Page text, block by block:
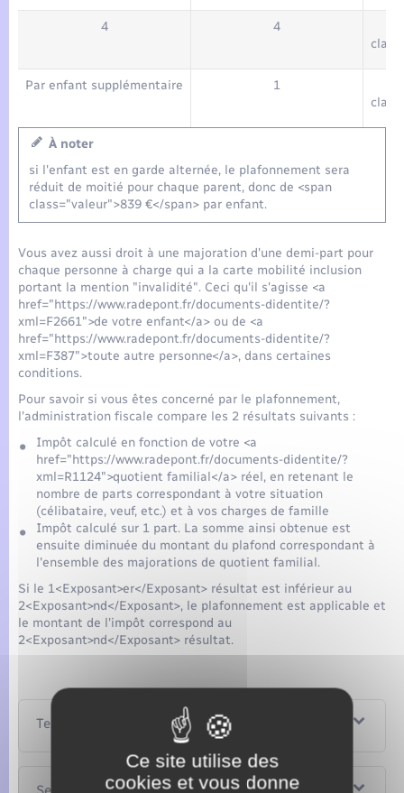
4
4
Par enfant supplémentaire
1
À noter
si l'enfant est en garde alternée, le plafonnement sera
réduit de moitié pour chaque parent, donc de <span
class="valeur">839 €</span> par enfant.
Vous avez aussi droit à une majoration d'une demi-part pour
chaque personne à charge qui a la carte mobilité inclusion
portant la mention "invalidité". Ceci qu'il s'agisse <a
href="https://www.radepont.fr/documents-didentite/?
xml=F2661">de votre enfant</a> ou de <a
href="https://www.radepont.fr/documents-didentite/?
xml=F387">toute autre personne</a>, dans certaines
conditions.
Pour savoir si vous êtes concerné par le plafonnement,
l'administration fiscale compare les 2 résultats suivants :
Impôt calculé en fonction de votre <a
href="https://www.radepont.fr/documents-didentite/?
xml=R1124">quotient familial</a> réel, en retenant le
nombre de parts correspondant à votre situation
(célibataire, veuf, etc.) et à vos charges de famille
Impôt calculé sur 1 part. La somme ainsi obtenue est
ensuite diminuée du montant du plafond correspondant à
l'ensemble des majorations de quotient familial.
Si le 1<Exposant>er</Exposant> résultat est inférieur au
2<Exposant>nd</Exposant>, le plafonnement est applicable et
le montant de l'impôt correspond au
2<Exposant>nd</Exposant> résultat.
Textes de référence
Ce site utilise des
cookies et vous donne